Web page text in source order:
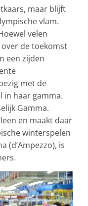
maar blijft
vlam.
velen
de toekomst
een zijden
met de
in haar gamma.
Gamma.
en maakt daar
winterspelen
(d’Ampezzo), is